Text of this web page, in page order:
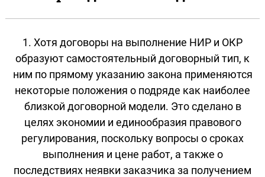
1. Хотя договоры на выполнение НИР и ОКР
образуют самостоятельный договорный тип, к
ним по прямому указанию закона применяются
некоторые положения о подряде как наиболее
близкой договорной модели. Это сделано в
целях экономии и единообразия правового
регулирования, поскольку вопросы о сроках
выполнения и цене работ, а также о
последствиях неявки заказчика за получением